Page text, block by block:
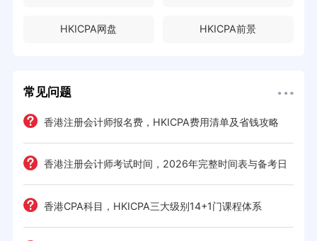
HKICPA网盘 HKICPA前景
常见问题
香港注册会计师报名费，HKICPA费用清单及省钱攻略
香港注册会计师考试时间，2026年完整时间表与备考日
历 香港CPA科目，HKICPA三大级别14+1门课程体系